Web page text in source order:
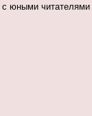
с юными читателями